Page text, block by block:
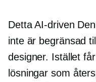
DettaAI-driven
inte är begränsad
designer. Istället
lösningar som